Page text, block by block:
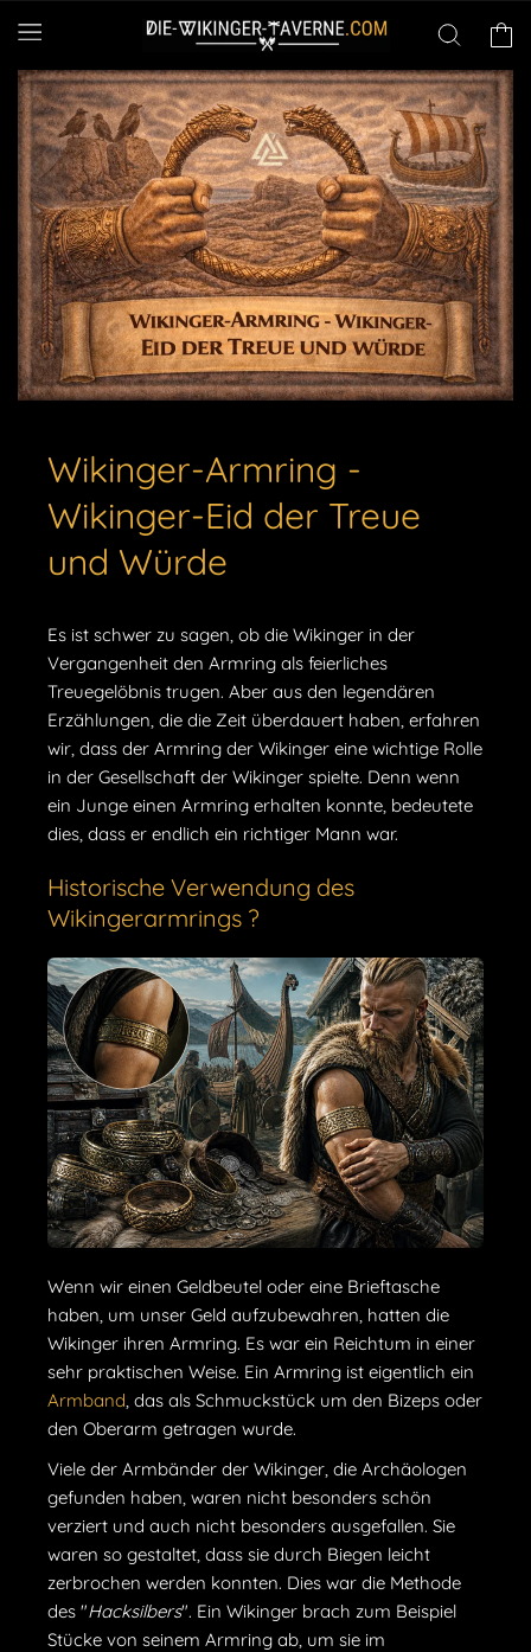
zum
Inhalt
Wikinger-Armring -
Wikinger-Eid der Treue
und Würde
Es ist schwer zu sagen, ob die Wikinger in der
Vergangenheit den Armring als feierliches
Treuegelöbnis trugen. Aber aus den legendären
Erzählungen, die die Zeit überdauert haben, erfahren
wir, dass der Armring der Wikinger eine wichtige Rolle
in der Gesellschaft der Wikinger spielte. Denn wenn
ein Junge einen Armring erhalten konnte, bedeutete
dies, dass er endlich ein richtiger Mann war.
Historische Verwendung des
Wikingerarmrings ?
Wenn wir einen Geldbeutel oder eine Brieftasche
haben, um unser Geld aufzubewahren, hatten die
Wikinger ihren Armring. Es war ein Reichtum in einer
sehr praktischen Weise. Ein Armring ist eigentlich ein
Armband, das als Schmuckstück um den Bizeps oder
den Oberarm getragen wurde.
Viele der Armbänder der Wikinger, die Archäologen
gefunden haben, waren nicht besonders schön
verziert und auch nicht besonders ausgefallen. Sie
waren so gestaltet, dass sie durch Biegen leicht
zerbrochen werden konnten. Dies war die Methode
des "Hacksilbers". Ein Wikinger brach zum Beispiel
Stücke von seinem Armring ab, um sie im